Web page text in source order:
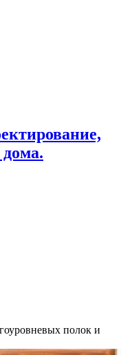
полок и